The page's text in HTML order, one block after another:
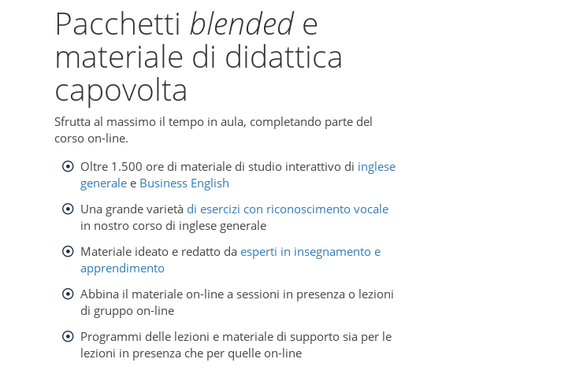
Pacchetti blendede
materiale di didattica
capovolta
Sfrutta al massimo il tempo in aula, completando parte del
corso on-line.
Oltre 1.500 ore di materiale di studio interattivo di inglese
generalee Business English
Una grande varietà di esercizi con riconoscimento vocale
in nostro corso di inglese generale
Materiale ideato e redatto da esperti in insegnamento e
apprendimento
Abbina il materiale on-line a sessioni in presenza o lezioni
di gruppo on-line
Programmi delle lezioni e materiale di supporto sia per le
lezioni in presenza che per quelle on-line